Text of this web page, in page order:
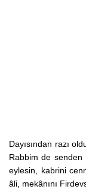
Dayısından razı
Rabbim de senden
eylesin, kabrini
âli, mekânını